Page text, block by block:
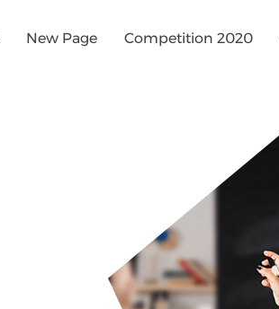
New Page Competition 2020